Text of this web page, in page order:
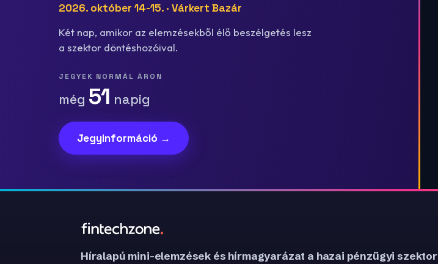
2026. október 14-15. · Várkert Bazár
Két nap, amikor az elemzésekből élő beszélgetés lesz
a szektor döntéshozóival.
JEGYEK NORMÁL ÁRON
még 51 napig
Jegyinformáció →
Híralapú mini-elemzések és hírmagyarázat a hazai pénzügyi szektor